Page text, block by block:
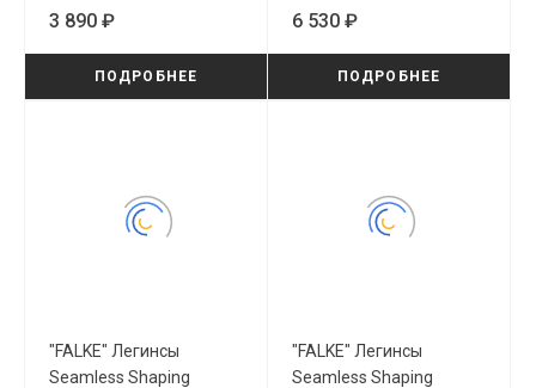
3 890 ₽
ПОДРОБНЕЕ
6 530 ₽
ПОДРОБНЕЕ
"FALKE" Легинсы
Seamless Shaping
"FALKE" Легинсы
Seamless Shaping